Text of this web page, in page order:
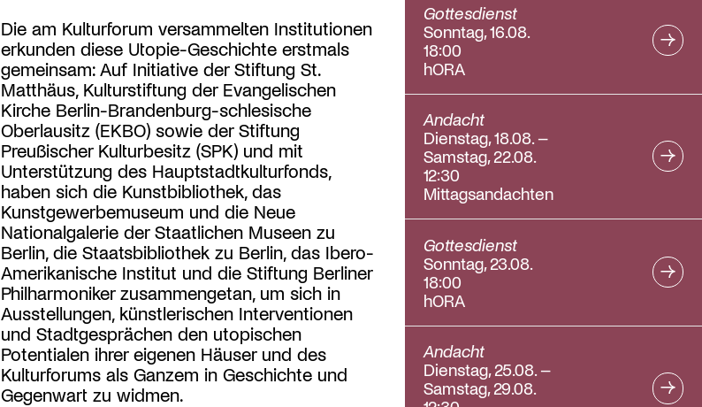
Die am Kulturforum versammelten Institutionen
erkunden diese Utopie-Geschichte erstmals
gemeinsam: Auf Initiative der Stiftung St.
Matthäus, Kulturstiftung der Evangelischen
Kirche Berlin-Brandenburg-schlesische
Oberlausitz (EKBO) sowie der Stiftung
Preußischer Kulturbesitz (SPK) und mit
Unterstützung des Hauptstadtkulturfonds,
haben sich die Kunstbibliothek, das
Kunstgewerbemuseum und die Neue
Nationalgalerie der Staatlichen Museen zu
Berlin, die Staatsbibliothek zu Berlin, das Ibero-
Amerikanische Institut und die Stiftung Berliner
Philharmoniker zusammengetan, um sich in
Ausstellungen, künstlerischen Interventionen
und Stadtgesprächen den utopischen
Potentialen ihrer eigenen Häuser und des
Kulturforums als Ganzem in Geschichte und
Gegenwart zu widmen.
Gottesdienst
Sonntag, 16.08.
18:00
hORA
Andacht
Dienstag, 18.08. –
Samstag, 22.08.
12:30
Mittagsandachten
Gottesdienst
Sonntag, 23.08.
18:00
hORA
Andacht
Dienstag, 25.08. –
Samstag, 29.08.